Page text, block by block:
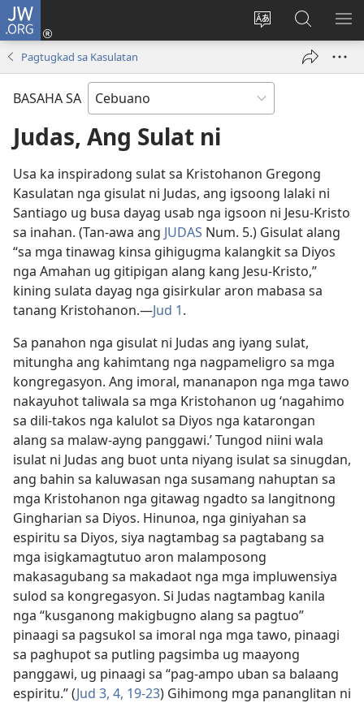
JW.ORG
Ilisi
pinulongan
sa
site
Log
ug
Pangitaa
sa
JW.ORG
Pagtugkad sa Kasulatan
BASAHA SA
Judas, Ang Sulat ni
Usa ka inspiradong sulat sa Kristohanon Gregong
Kasulatan nga gisulat ni Judas, ang igsoong lalaki ni
Santiago ug busa dayag usab nga igsoon ni Jesu-Kristo
sa inahan. (Tan-awa ang JUDAS Num. 5.) Gisulat alang
“sa mga tinawag kinsa gihigugma kalangkit sa Diyos
nga Amahan ug gitipigan alang kang Jesu-Kristo,”
kining sulata dayag nga gisirkular aron mabasa sa
tanang Kristohanon.​—Jud 1.
Sa panahon nga gisulat ni Judas ang iyang sulat,
mitungha ang kahimtang nga nagpameligro sa mga
kongregasyon. Ang imoral, mananapon nga mga tawo
nakayuhot taliwala sa mga Kristohanon ug ‘nagahimo
sa dili-takos nga kalulot sa Diyos nga katarongan
alang sa malaw-ayng panggawi.’ Tungod niini wala
isulat ni Judas ang buot unta niyang isulat sa sinugdan,
ang bahin sa kaluwasan nga susamang nahuptan sa
mga Kristohanon nga gitawag ngadto sa langitnong
Gingharian sa Diyos. Hinunoa, nga giniyahan sa
espiritu sa Diyos, siya nagtambag sa pagtabang sa
mga isigkamagtutuo aron malamposong
makasagubang sa makadaot nga mga impluwensiya
sulod sa kongregasyon. Si Judas nagtambag kanila
nga “kusganong makigbugno alang sa pagtuo”
pinaagi sa pagsukol sa imoral nga mga tawo, pinaagi
sa paghupot sa putling pagsimba ug maayong
panggawi, ug pinaagi sa “pag-ampo uban sa balaang
espiritu.” (Jud 3, 4, 19-23) Gihimong mga pananglitan ni